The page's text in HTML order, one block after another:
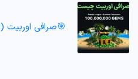
🎯صرافی اوربیت (ourbit) چیست؟🌟